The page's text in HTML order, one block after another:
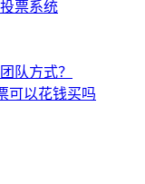
票系统
队方式？
可以花钱买吗